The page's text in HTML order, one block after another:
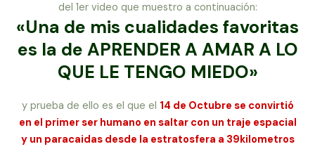
del 1er video que muestro a continuación:
«Una de mis cualidades favoritas
es la de APRENDER A AMAR A LO
QUE LE TENGO MIEDO»
y prueba de ello es el que el 14 de Octubre se convirtió
en el primer ser humano en saltar con un traje espacial
y un paracaidas desde la estratosfera a 39kilometros